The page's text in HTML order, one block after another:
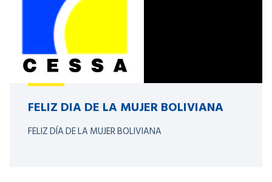
FELIZ DIA DE LA MUJER BOLIVIANA
FELIZ DÍA DE LA MUJER BOLIVIANA